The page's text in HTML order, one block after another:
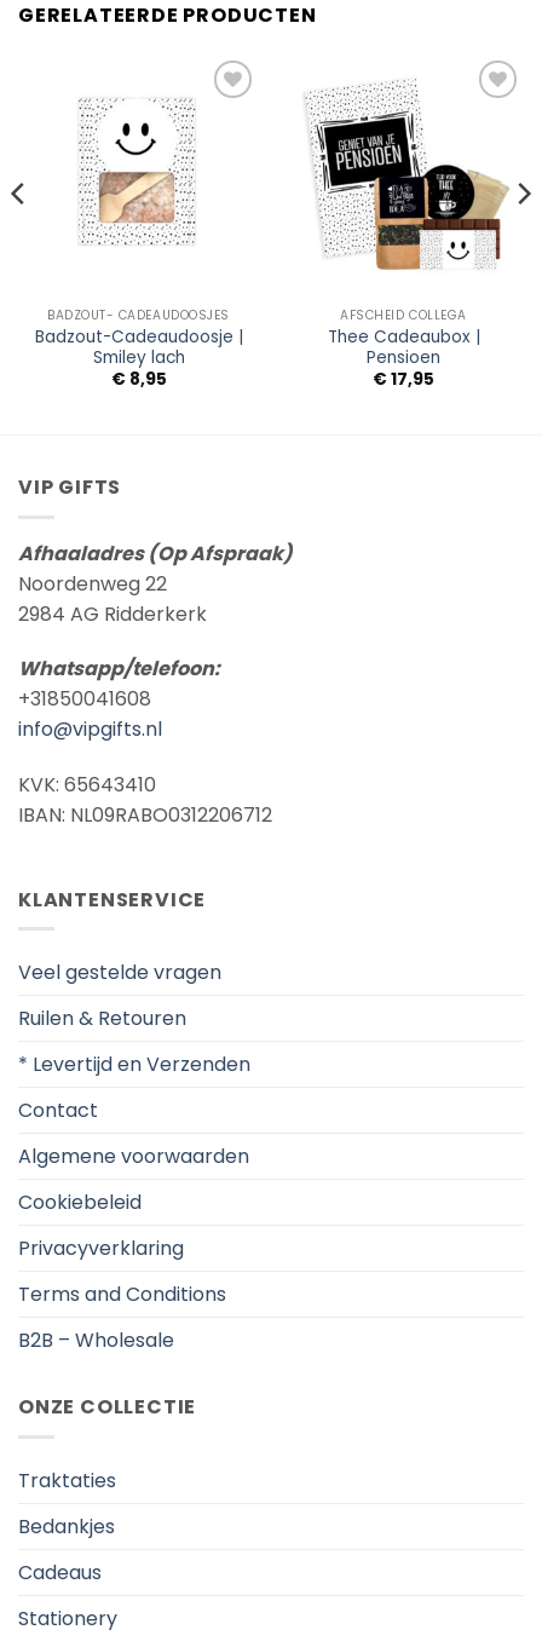
GERELATEERDE PRODUCTEN
Wishlist
BADZOUT- CADEAUDOOSJES
Badzout-Cadeaudoosje |
Smiley lach
€8,95
AFSCHEID COLLEGA
Thee Cadeaubox |
Pensioen
€17,95
VIP GIFTS
Afhaaladres (Op Afspraak)
Noordenweg 22
2984 AG Ridderkerk
Whatsapp/telefoon:
+31850041608
info@vipgifts.nl
KVK: 65643410
IBAN: NL09RABO0312206712
KLANTENSERVICE
Veel gestelde vragen
Ruilen & Retouren
* Levertijd en Verzenden
Contact
Algemene voorwaarden
Cookiebeleid
Privacyverklaring
Terms and Conditions
B2B – Wholesale
ONZE COLLECTIE
Traktaties
Bedankjes
Cadeaus
Stationery